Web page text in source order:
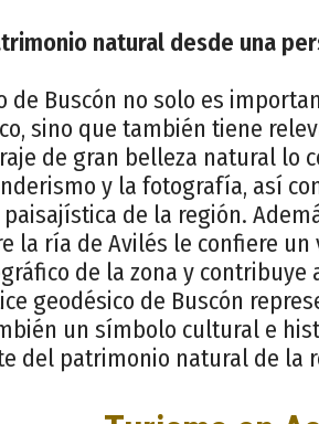
natural desde una
de Buscón no solo es
sino que también tiene
de gran belleza natural lo
y la fotografía, así
de la región.
la ría de Avilés le confiere
de la zona y
geodésico de Buscón
un símbolo cultural e
del patrimonio natural de la